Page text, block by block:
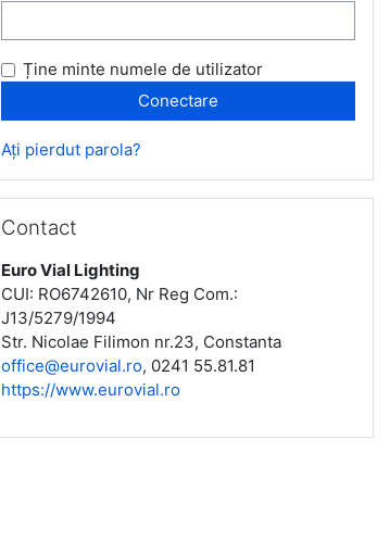
Ține minte numele de utilizator
Ați pierdut parola?
Contact
Euro Vial Lighting
CUI: RO6742610, Nr Reg Com.:
J13/5279/1994
Str. Nicolae Filimon nr.23, Constanta
office@eurovial.ro, 0241 55.81.81
https://www.eurovial.ro